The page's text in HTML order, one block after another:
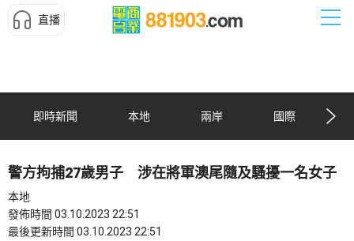
直播
即時新聞 本地 兩岸 國際
警方拘捕27歲男子 涉在將軍澳尾隨及騷擾一名女子
本地
發佈時間 03.10.2023 22:51
最後更新時間 03.10.2023 22:51